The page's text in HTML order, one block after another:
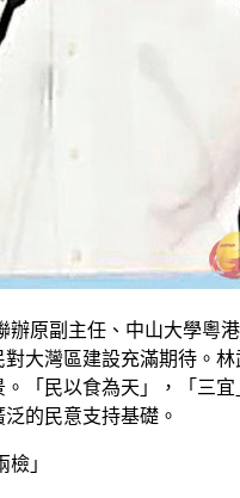
原副主任、中山大學粵
大灣區建設充滿期待。
「民以食為天」，「三
的民意支持基礎。
」